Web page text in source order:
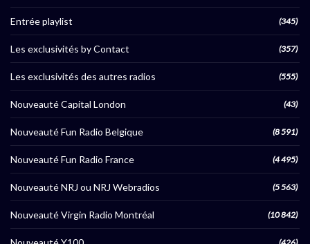
Entrée playlist (345)
Les exclusivités by Contact (357)
Les exclusivités des autres radios (555)
Nouveauté Capital London (43)
Nouveauté Fun Radio Belgique (8 591)
Nouveauté Fun Radio France (4 495)
Nouveauté NRJ ou NRJ Webradios (5 563)
Nouveauté Virgin Radio Montréal (10 842)